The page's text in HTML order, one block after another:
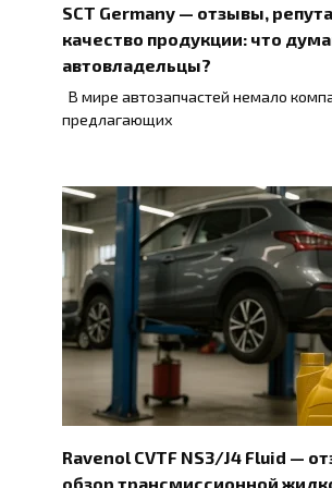
SCT Germany — отзывы,
качество продукции: что
автовладельцы?
В мире автозапчастей немало
предлагающих
Ravenol CVTF NS3/J4 Fluid —
обзор трансмиссионной